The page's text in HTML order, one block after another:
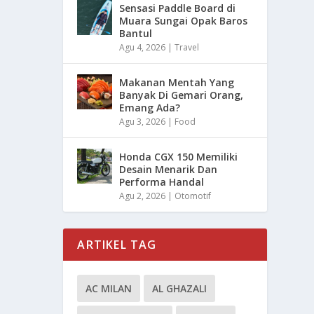
Sensasi Paddle Board di
Muara Sungai Opak Baros
Bantul
Agu 4, 2026 |Travel
Makanan Mentah Yang
Banyak Di Gemari Orang,
Emang Ada?
Agu 3, 2026 | Food
Honda CGX 150 Memiliki
Desain Menarik Dan
Performa Handal
Agu 2, 2026 | Otomotif
ARTIKEL TAG
AC MILAN AL GHAZALI